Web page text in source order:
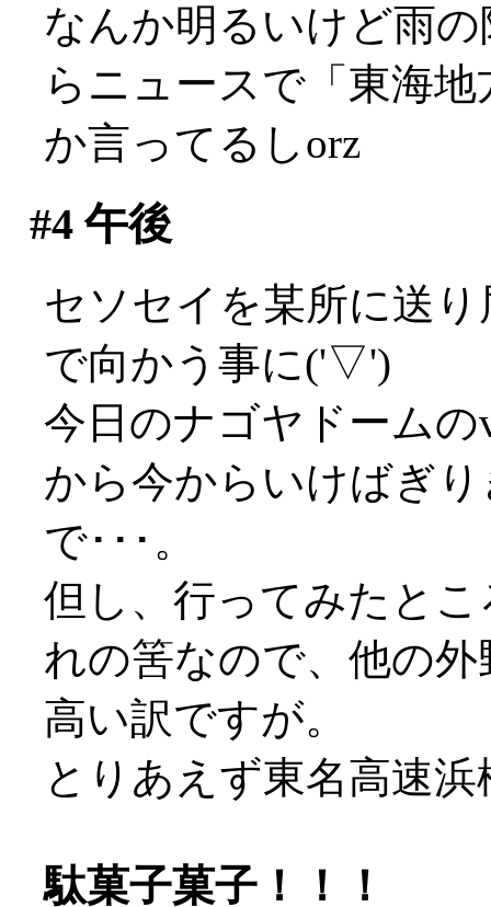
なんか明るいけど雨
らニュースで「東海
か言ってるしorz
#4午後
セソセイを某所に送
で向かう事に('▽')
今日のナゴヤドーム
から今からいけばぎ
で･･･。
但し、行ってみたと
れの筈なので、他の
高い訳ですが。
とりあえず東名高速
駄菓子菓子！！！